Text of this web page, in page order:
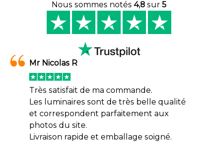
Nous sommes notés 4,8 sur 5
Mr Nicolas R
Très satisfait de ma commande.
Les luminaires sont de très belle qualité
et correspondent parfaitement aux
photos du site.
Livraison rapide et emballage soigné.